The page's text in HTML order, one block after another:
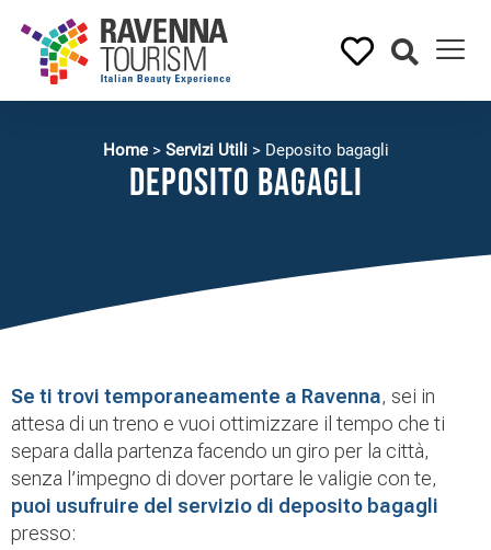
Home> Servizi Utili> Deposito bagagli
Deposito bagagli
Se ti trovi temporaneamente a Ravenna, sei in
attesa di un treno e vuoi ottimizzare il tempo che ti
separa dalla partenza facendo un giro per la città,
senza l’impegno di dover portare le valigie con te,
puoi usufruire del servizio di deposito bagagli
presso: